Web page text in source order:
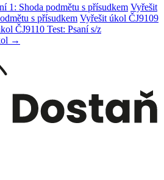
1: Shoda podmětu s přísudkem Vyřešit
s přísudkem Vyřešit úkol ČJ9109
ČJ9110 Test: Psaní s/z
→